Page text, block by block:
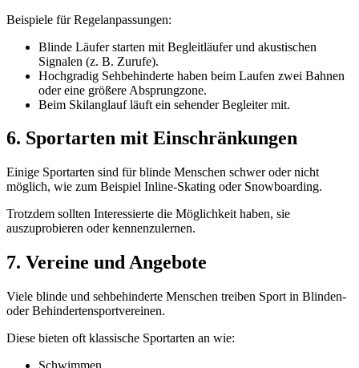
Beispiele für Regelanpassungen:
Blinde Läufer starten mit Begleitläufer und akustischen
Signalen (z. B. Zurufe).
Hochgradig Sehbehinderte haben beim Laufen zwei Bahnen
oder eine größere Absprungzone.
Beim Skilanglauf läuft ein sehender Begleiter mit.
6. Sportarten mit Einschränkungen
Einige Sportarten sind für blinde Menschen schwer oder nicht
möglich, wie zum Beispiel Inline-Skating oder Snowboarding.
Trotzdem sollten Interessierte die Möglichkeit haben, sie
auszuprobieren oder kennenzulernen.
7. Vereine und Angebote
Viele blinde und sehbehinderte Menschen treiben Sport in Blinden-
oder Behindertensportvereinen.
Diese bieten oft klassische Sportarten an wie: